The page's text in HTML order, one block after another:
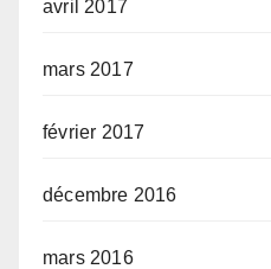
avril 2017
mars 2017
février 2017
décembre 2016
mars 2016